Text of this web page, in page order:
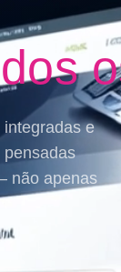
e
pensadas
não apenas